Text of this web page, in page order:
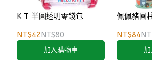
K T 半圓透明零錢包
NT$42NT$80
加入購物車
佩佩豬圓
NT$84
加